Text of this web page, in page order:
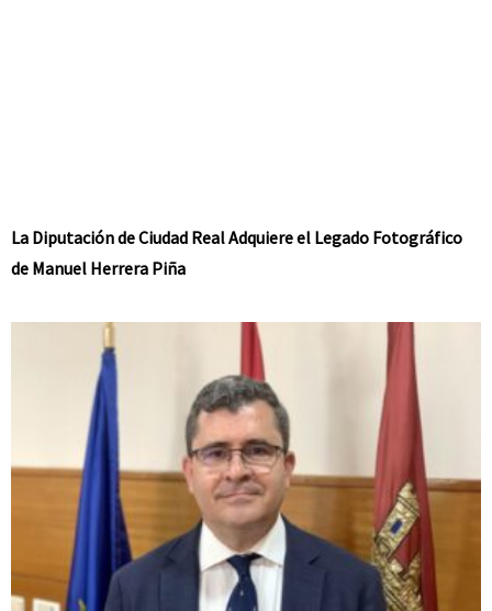
La Diputación de Ciudad Real Adquiere el Legado Fotográfico
de Manuel Herrera Piña